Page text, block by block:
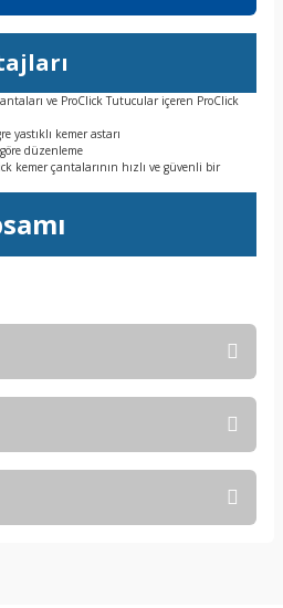
ve ProClick Tutucular içeren ProClick
yastıklı kemer astarı
düzenleme
kemer çantalarının hızlı ve güvenli bir